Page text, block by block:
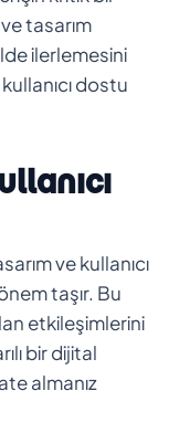
tasarım
ilerlemesini
dostu
ve kullanıcı
taşır. Bu
etkileşimlerini
bir dijital
almanız